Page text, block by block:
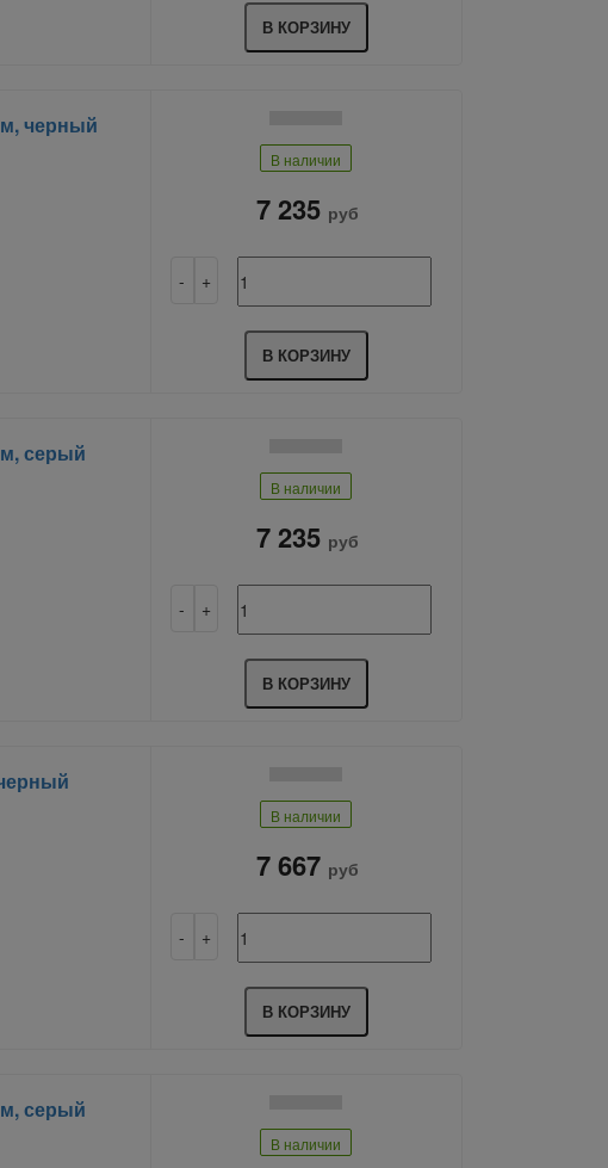
В КОРЗИНУ
черный
В наличии
7 235 руб
В КОРЗИНУ
серый
В наличии
7 235 руб
В КОРЗИНУ
В наличии
7 667 руб
В КОРЗИНУ
серый
В наличии